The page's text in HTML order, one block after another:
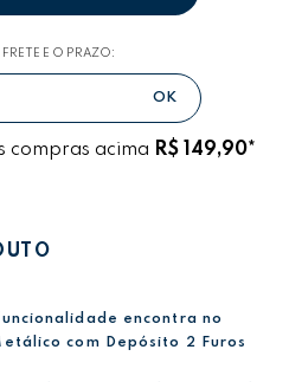
FRETE E O PRAZO:
compras acima R$ 149,90*
encontra no
com Depósito 2 Furos